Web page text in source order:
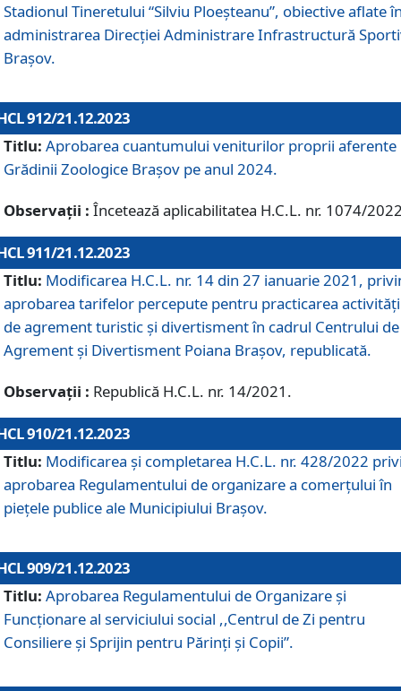
Stadionul Tineretului “Silviu Ploeșteanu”, obiective aflate
administrarea Direcției Administrare Infrastructură
Brașov.
912/21.12.2023
Titlu: Aprobarea cuantumului veniturilor proprii aferente
Grădinii Zoologice Braşov pe anul 2024.
Observații : Încetează aplicabilitatea H.C.L. nr. 1074/
911/21.12.2023
Titlu: Modificarea H.C.L. nr. 14 din 27 ianuarie 2021,
aprobarea tarifelor percepute pentru practicarea
de agrement turistic și divertisment în cadrul Centrului de
Agrement și Divertisment Poiana Brașov, republicată.
Observații : Republică H.C.L. nr. 14/2021.
910/21.12.2023
Titlu: Modificarea și completarea H.C.L. nr. 428/2022
aprobarea Regulamentului de organizare a comerțului în
piețele publice ale Municipiului Braşov.
909/21.12.2023
Titlu: Aprobarea Regulamentului de Organizare și
Funcționare al serviciului social ,,Centrul de Zi pentru
Consiliere şi Sprijin pentru Părinţi şi Copii”.